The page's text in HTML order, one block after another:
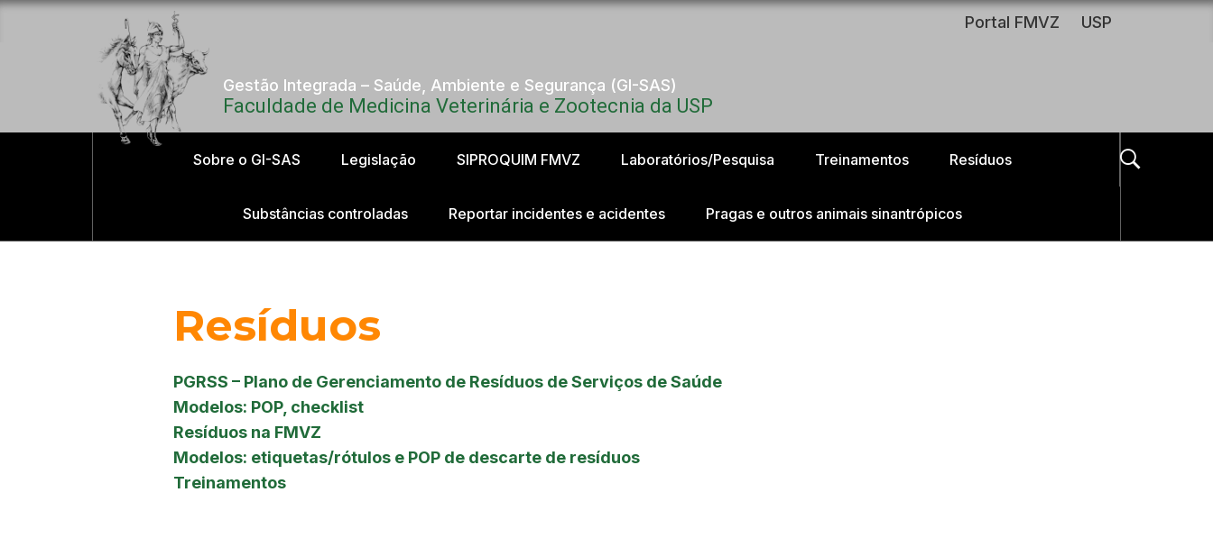
Portal FMVZ USP
Gestão Integrada – Saúde, Ambiente e Segurança (GI-SAS)
Faculdade de Medicina Veterinária e Zootecnia da USP
Sobre o GI-SAS Legislação SIPROQUIM FMVZ Laboratórios/Pesquisa Treinamentos Resíduos
Substâncias controladas Reportar incidentes e acidentes Pragas e outros animais sinantrópicos
Resíduos
PGRSS – Plano de Gerenciamento de Resíduos de Serviços de Saúde
Modelos: POP, checklist
Resíduos na FMVZ
Modelos: etiquetas/rótulos e POP de descarte de resíduos
Treinamentos